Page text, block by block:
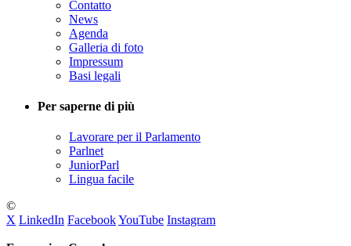
Contatto
News
Agenda
Galleria di foto
Impressum
Basi legali
Per saperne di più
Lavorare per il Parlamento
Parlnet
JuniorParl
Lingua facile
©
X LinkedIn FacebookYouTube Instagram